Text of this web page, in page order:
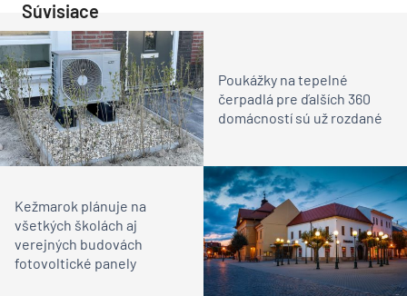
Súvisiace
Poukážky na tepelné
čerpadlá pre ďalších 360
domácností sú už rozdané
Kežmarok plánuje na
všetkých školách aj
verejných budovách
fotovoltické panely